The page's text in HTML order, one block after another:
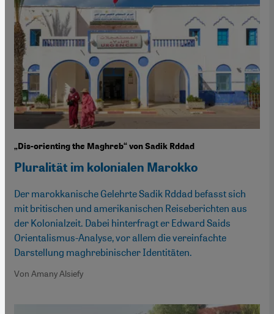
„Dis-orienting the Maghreb“ von Sadik Rddad
Pluralität im kolonialen Marokko
Der marokkanische Gelehrte Sadik Rddad befasst sich
mit britischen und amerikanischen Reiseberichten aus
der Kolonialzeit. Dabei hinterfragt er Edward Saids
Orientalismus-Analyse, vor allem die vereinfachte
Darstellung maghrebinischer Identitäten.
Von Amany Alsiefy